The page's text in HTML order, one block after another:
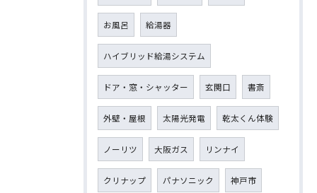
お風呂 給湯器
ハイブリッド給湯システム
ドア・窓・シャッター 玄関口 書斎
外壁・屋根 太陽光発電 乾太くん体験
ノーリツ 大阪ガス リンナイ
クリナップ パナソニック 神戸市